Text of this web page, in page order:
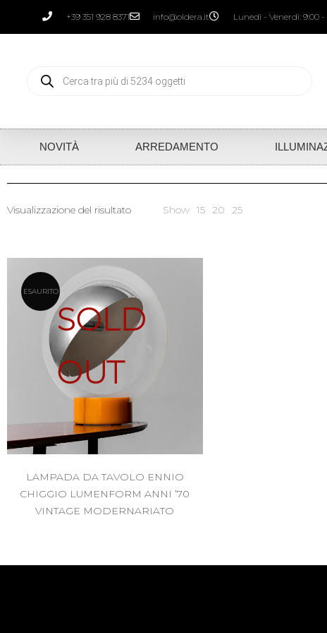
+39 351 928 8371 info@oldera.it Lunedì - Venerdì: 9:00 -
NOVITÀ ARREDAMENTO
Visualizzazione del risultato Show 15 20 25
SOLD
OUT
ESAURITO
LAMPADA DA TAVOLO ENNIO
CHIGGIO LUMENFORM ANNI ’70
VINTAGE MODERNARIATO